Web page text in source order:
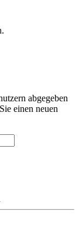
abgegeben
einen neuen